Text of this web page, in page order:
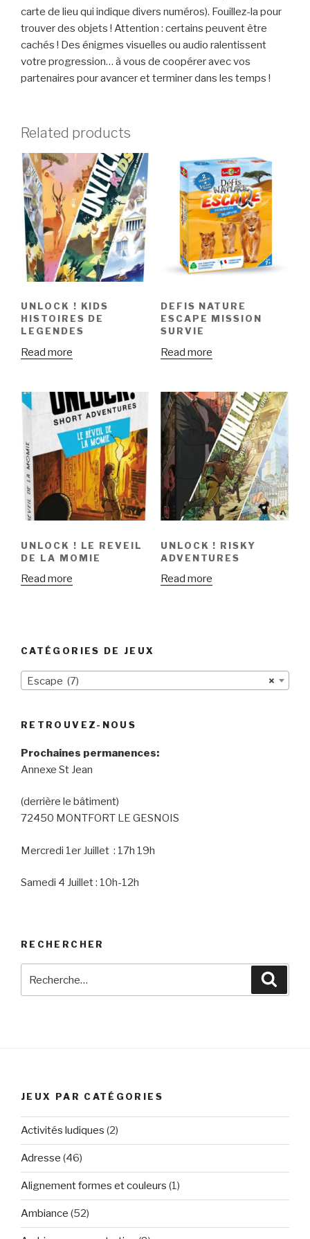
carte de lieu qui indique divers numéros). Fouillez-la pour
trouver des objets ! Attention : certains peuvent être
cachés ! Des énigmes visuelles ou audio ralentissent
votre progression… à vous de coopérer avec vos
partenaires pour avancer et terminer dans les temps !
Related products
UNLOCK ! KIDS
HISTOIRES DE
LEGENDES
Read more
DEFIS NATURE
ESCAPE MISSION
SURVIE
Read more
UNLOCK ! LE REVEIL
DE LA MOMIE
Read more
UNLOCK ! RISKY
ADVENTURES
Read more
CATÉGORIES DE JEUX
×
Escape (7)
RETROUVEZ-NOUS
Prochaines permanences:
Annexe St Jean
(derrière le bâtiment)
72450 MONTFORT LE GESNOIS
Mercredi 1er Juillet : 17h 19h
Samedi 4 Juillet : 10h-12h
RECHERCHER
JEUX PAR CATÉGORIES
Activités ludiques (2)
Adresse (46)
Alignement formes et couleurs (1)
Ambiance (52)